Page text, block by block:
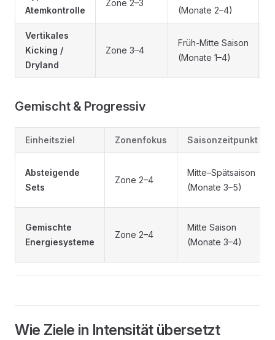
Atemkontrolle
Zone 2–3
(Monate 2–4)
Vertikales
Kicking /
Dryland
Zone 3–4
Früh-Mitte Saison
(Monate 1–4)
Gemischt & Progressiv
Einheitsziel Zonenfokus Saisonzeitpunkt
Absteigende
Sets
Zone 2–4
Mitte–Spätsaison
(Monate 3–5)
Gemischte
Energiesysteme
Zone 2–4
Mitte Saison
(Monate 3–4)
Wie Ziele in Intensität übersetzt